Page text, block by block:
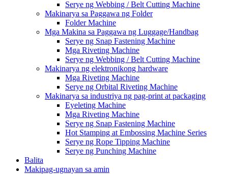
Serye ng Webbing / Belt Cutting Machine
Makinarya sa Paggawa ng Folder
Folder Machine
Mga Makina sa Paggawa ng Luggage/Handbag
Serye ng Snap Fastening Machine
Mga Riveting Machine
Serye ng Webbing / Belt Cutting Machine
Makinarya ng elektronikong hardware
Mga Riveting Machine
Serye ng Orbital Riveting Machine
Makinarya sa industriya ng pag-print at packaging
Eyeleting Machine
Mga Riveting Machine
Serye ng Snap Fastening Machine
Hot Stamping at Embossing Machine Series
Serye ng Rope Tipping Machine
Serye ng Punching Machine
Balita
Makipag-ugnayan sa amin